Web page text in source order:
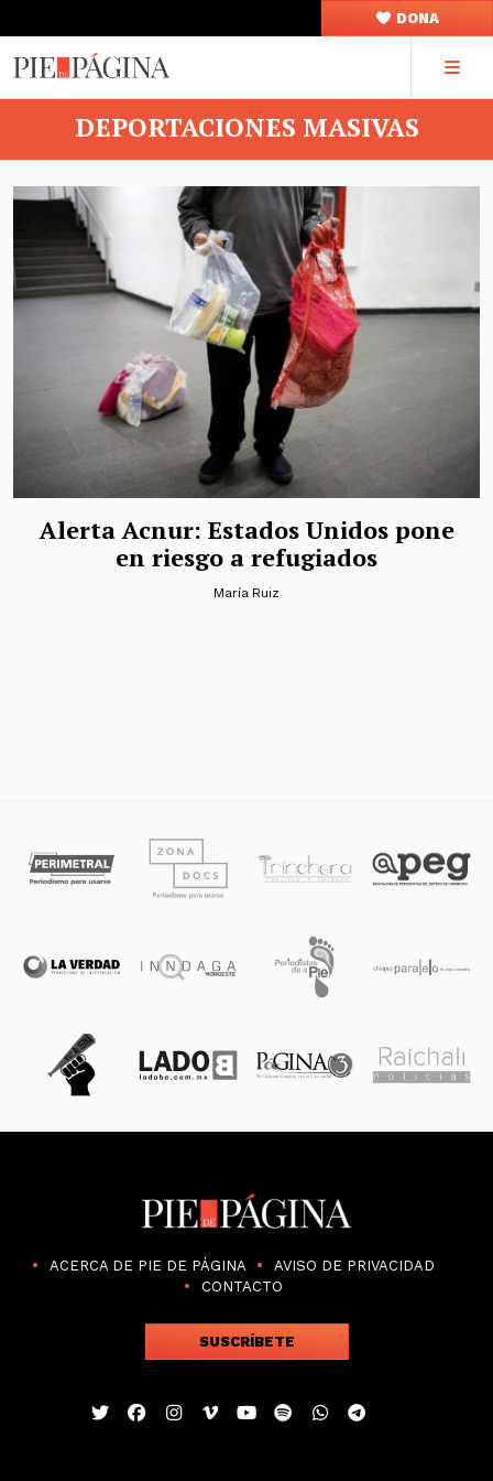
DONA
DEPORTACIONES MASIVAS
Alerta Acnur: Estados Unidos pone
en riesgo a refugiados
María Ruiz
ACERCA DE PIE DE PÁGINA
AVISO DE PRIVACIDAD
CONTACTO
SUSCRÍBETE